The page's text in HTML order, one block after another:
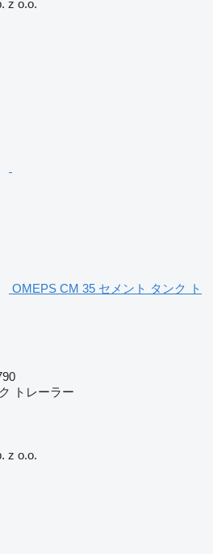
z o.o.
OMEPS CM 35 セメント タンク ト
トレーラー
z o.o.